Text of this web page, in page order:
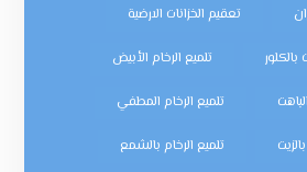
تعقيم الخزانات الارضية
بالكلور تلميع الرخام الأبيض
تلميع الرخام المطفي
تلميع الرخام بالشمع